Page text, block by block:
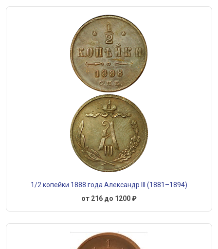
1/2 копейки 1888 года Александр III (1881–1894)
от 216 до 1200 ₽